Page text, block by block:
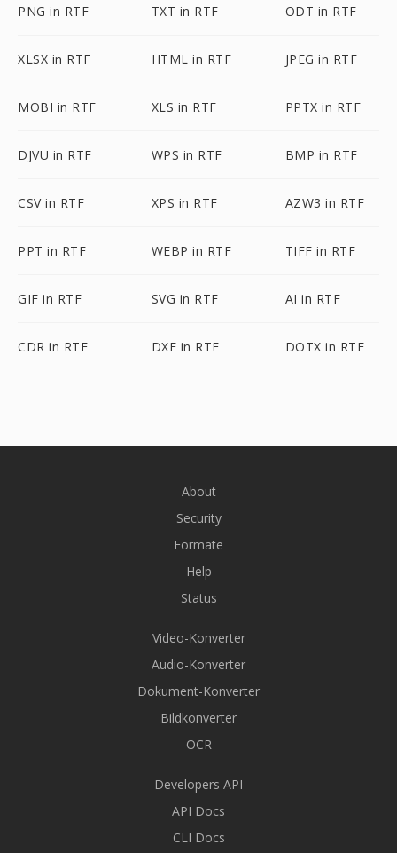
PNG in RTF TXT in RTF ODT in RTF
XLSX in RTF HTML in RTF JPEG in RTF
MOBI in RTF XLS in RTF PPTX in RTF
DJVU in RTF WPS in RTF BMP in RTF
CSV in RTF XPS in RTF AZW3 in RTF
PPT in RTF WEBP in RTF TIFF in RTF
GIF in RTF SVG in RTF AI in RTF
CDR in RTF DXF in RTF DOTX in RTF
About
Security
Formate
Help
Status
Video-Konverter
Audio-Konverter
Dokument-Konverter
Bildkonverter
OCR
Developers API
API Docs
CLI Docs